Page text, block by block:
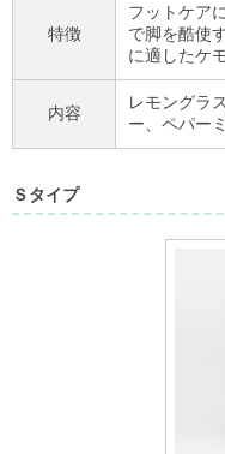
特徴
フットケア
で脚を酷使
に適したケ
内容
レモングラ
ー、ペパー
Ｓタイプ